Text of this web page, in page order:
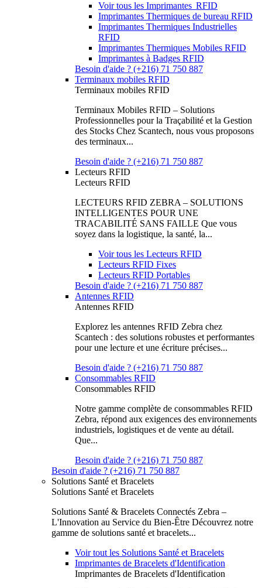
Voir tous les Imprimantes RFID
Imprimantes Thermiques de bureau RFID
Imprimantes Thermiques Industrielles
RFID
Imprimantes Thermiques Mobiles RFID
Imprimantes à Badges RFID
Besoin d'aide ? (+216) 71 750 887
Terminaux mobiles RFID
Terminaux mobiles RFID
Terminaux Mobiles RFID – Solutions
Professionnelles pour la Traçabilité et la Gestion
des Stocks Chez Scantech, nous vous proposons
des terminaux...
Besoin d'aide ? (+216) 71 750 887
Lecteurs RFID
Lecteurs RFID
LECTEURS RFID ZEBRA – SOLUTIONS
INTELLIGENTES POUR UNE
TRACABILITÉ SANS FAILLE Que vous
soyez dans la logistique, la santé, la...
Voir tous les Lecteurs RFID
Lecteurs RFID Fixes
Lecteurs RFID Portables
Besoin d'aide ? (+216) 71 750 887
Antennes RFID
Antennes RFID
Explorez les antennes RFID Zebra chez
Scantech : des solutions robustes et performantes
pour une lecture et une écriture précises...
Besoin d'aide ? (+216) 71 750 887
Consommables RFID
Consommables RFID
Notre gamme complète de consommables RFID
Zebra, répond aux exigences des environnements
industriels, logistiques et de vente au détail.
Que...
Besoin d'aide ? (+216) 71 750 887
Besoin d'aide ? (+216) 71 750 887
Solutions Santé et Bracelets
Solutions Santé et Bracelets
Solutions Santé & Bracelets Connectés Zebra –
L'Innovation au Service du Bien-Être Découvrez notre
gamme de solutions santé et bracelets...
Voir tout les Solutions Santé et Bracelets
Imprimantes de Bracelets d'Identification
Imprimantes de Bracelets d'Identification